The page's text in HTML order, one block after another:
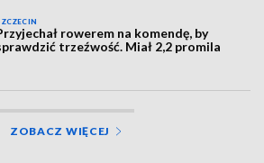
rowerem na komendę, by
trzeźwość. Miał 2,2 promila
ZOBACZ WIĘCEJ